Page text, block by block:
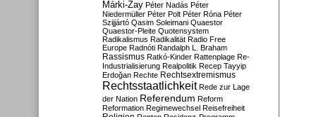
Márki-Zay Péter Nadás Péter
Niedermüller Péter Polt Péter Róna Péter
Szijjártó Qasim Soleimani Quaestor
Quaestor-Pleite Quotensystem
Radikalismus Radikalität Radio Free
Europe Radnóti Randalph L. Braham
Rassismus Ratkó-Kinder Rattenplage Re-
Industrialisierung Realpolitik Recep Tayyip
Erdoğan Rechte Rechtsextremismus
Rechtsstaatlichkeit Rede zur Lage
der Nation Referendum Reform
Reformation Regimewechsel Reisefreiheit